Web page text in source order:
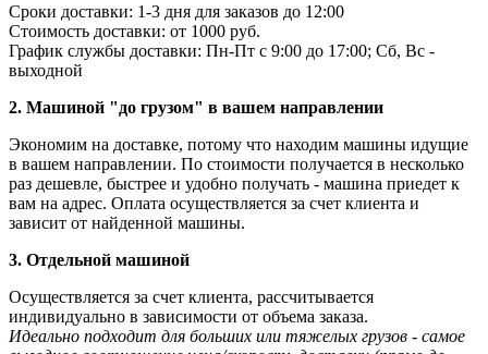
Сроки доставки: 1-3 дня для заказов до 12:00
Стоимость доставки: от 1000 руб.
График службы доставки: Пн-Пт с 9:00 до 17:00; Сб, Вс -
выходной
2. Машиной "до грузом" в вашем направлении
Экономим на доставке, потому что находим машины идущие
в вашем направлении. По стоимости получается в несколько
раз дешевле, быстрее и удобно получать - машина приедет к
вам на адрес. Оплата осуществляется за счет клиента и
зависит от найденной машины.
3. Отдельной машиной
Осуществляется за счет клиента, рассчитывается
индивидуально в зависимости от объема заказа.
Идеально подходит для больших или тяжелых грузов - самое